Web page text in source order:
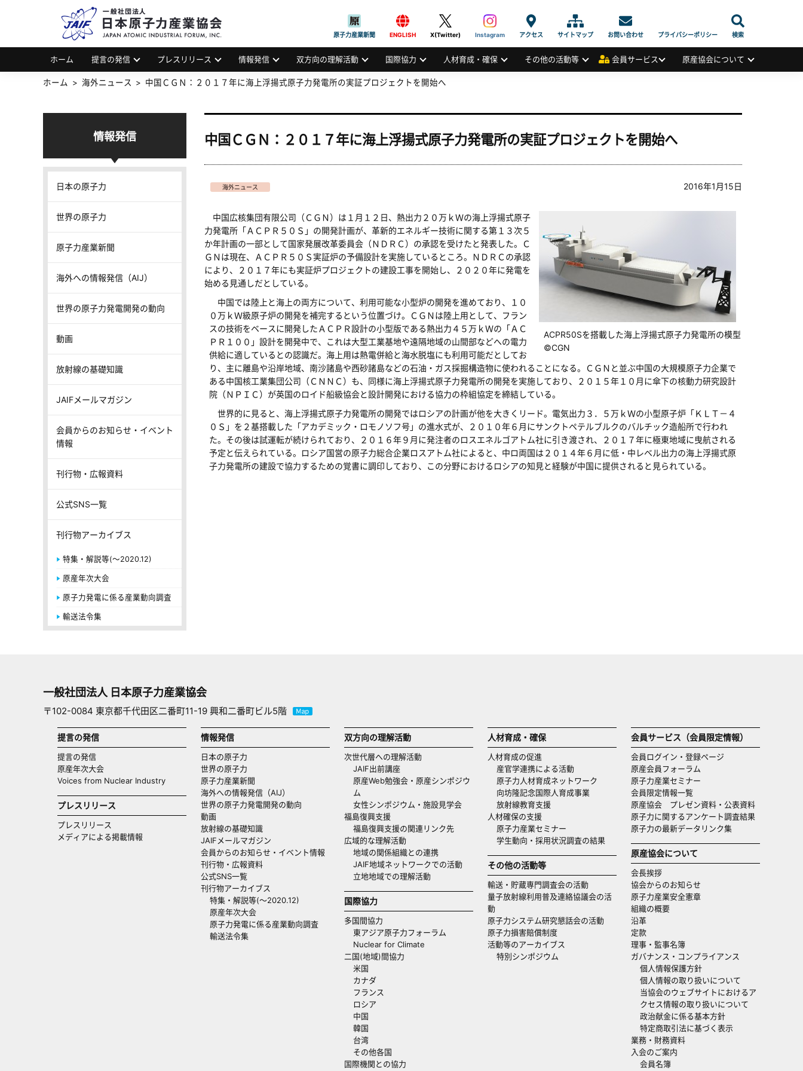
JAPAN ATOMIC INDUSTRIAL FORUM, INC.
原子力産業新聞 ENGLISH X(Twitter) Instagram アクセス サイトマップ お問い合わせ プライバシーポリシー 検索
ホーム 提言の発信 プレスリリース 情報発信 双方向の理解活動 国際協力 人材育成・確保 その他の活動等 会員サービス 原産協会について
ホーム 海外ニュース 中国ＣＧＮ：２０１７年に海上浮揚式原子力発電所の実証プロジェクトを開始へ
中国ＣＧＮ：２０１７年に海上浮揚式原子力発電所の実証プロジェクトを開始へ
海外ニュース 2016年1月15日
ACPR50Sを搭載した海上浮揚式原子力発電所の模型
©CGN
中国広核集団有限公司（ＣＧＮ）は１月１２日、熱出力２０万ｋＷの海上浮揚式原子
力発電所「ＡＣＰＲ５０Ｓ」の開発計画が、革新的エネルギー技術に関する第１３次５
か年計画の一部として国家発展改革委員会（ＮＤＲＣ）の承認を受けたと発表した。Ｃ
ＧＮは現在、ＡＣＰＲ５０Ｓ実証炉の予備設計を実施しているところ。ＮＤＲＣの承認
により、２０１７年にも実証炉プロジェクトの建設工事を開始し、２０２０年に発電を
始める見通しだとしている。
中国では陸上と海上の両方について、利用可能な小型炉の開発を進めており、１０
０万ｋＷ級原子炉の開発を補完するという位置づけ。ＣＧＮは陸上用として、フラン
スの技術をベースに開発したＡＣＰＲ設計の小型版である熱出力４５万ｋＷの「ＡＣ
ＰＲ１００」設計を開発中で、これは大型工業基地や遠隔地域の山間部などへの電力
供給に適しているとの認識だ。海上用は熱電併給と海水脱塩にも利用可能だとしてお
り、主に離島や沿岸地域、南沙諸島や西砂諸島などの石油・ガス採掘構造物に使われることになる。ＣＧＮと並ぶ中国の大規模原子力企業で
ある中国核工業集団公司（ＣＮＮＣ）も、同様に海上浮揚式原子力発電所の開発を実施しており、２０１５年１０月に傘下の核動力研究設計
院（ＮＰＩＣ）が英国のロイド船級協会と設計開発における協力の枠組協定を締結している。
世界的に見ると、海上浮揚式原子力発電所の開発ではロシアの計画が他を大きくリード。電気出力３．５万ｋＷの小型原子炉「ＫＬＴ－４
０Ｓ」を２基搭載した「アカデミック・ロモノソフ号」の進水式が、２０１０年６月にサンクトペテルブルクのバルチック造船所で行われ
た。その後は試運転が続けられており、２０１６年９月に発注者のロスエネルゴアトム社に引き渡され、２０１７年に極東地域に曳航される
予定と伝えられている。ロシア国営の原子力総合企業ロスアトム社によると、中ロ両国は２０１４年６月に低・中レベル出力の海上浮揚式原
子力発電所の建設で協力するための覚書に調印しており、この分野におけるロシアの知見と経験が中国に提供されると見られている。
情報発信
日本の原子力
世界の原子力
原子力産業新聞
海外への情報発信（AIJ）
世界の原子力発電開発の動向
動画
放射線の基礎知識
JAIFメールマガジン
会員からのお知らせ・イベント
情報
刊行物・広報資料
公式SNS一覧
刊行物アーカイブス
特集・解説等(～2020.12)
原産年次大会
原子力発電に係る産業動向調査
輸送法令集
一般社団法人 日本原子力産業協会
〒102-0084 東京都千代田区二番町11-19 興和二番町ビル5階
提言の発信
提言の発信
原産年次大会
Voices from Nuclear Industry
プレスリリース
プレスリリース
メディアによる掲載情報
情報発信
日本の原子力
世界の原子力
原子力産業新聞
海外への情報発信（AIJ）
世界の原子力発電開発の動向
動画
放射線の基礎知識
JAIFメールマガジン
会員からのお知らせ・イベント情報
刊行物・広報資料
公式SNS一覧
刊行物アーカイブス
特集・解説等(～2020.12)
原産年次大会
原子力発電に係る産業動向調査
輸送法令集
双方向の理解活動
次世代層への理解活動
JAIF出前講座
原産Web勉強会・原産シンポジウ
ム
女性シンポジウム・施設見学会
福島復興支援
福島復興支援の関連リンク先
広域的な理解活動
地域の関係組織との連携
JAIF地域ネットワークでの活動
立地地域での理解活動
国際協力
多国間協力
東アジア原子力フォーラム
Nuclear for Climate
二国(地域)間協力
米国
カナダ
フランス
ロシア
中国
韓国
台湾
その他各国
国際機関との協力
人材育成・確保
人材育成の促進
産官学連携による活動
原子力人材育成ネットワーク
向坊隆記念国際人育成事業
放射線教育支援
人材確保の支援
原子力産業セミナー
学生動向・採用状況調査の結果
その他の活動等
輸送・貯蔵専門調査会の活動
量子放射線利用普及連絡協議会の活
動
原子力システム研究懇話会の活動
原子力損害賠償制度
活動等のアーカイブス
特別シンポジウム
会員サービス（会員限定情報）
会員ログイン・登録ページ
原産会員フォーラム
原子力産業セミナー
会員限定情報一覧
原産協会 プレゼン資料・公表資料
原子力に関するアンケート調査結果
原子力の最新データリンク集
原産協会について
会長挨拶
協会からのお知らせ
原子力産業安全憲章
組織の概要
沿革
定款
理事・監事名簿
ガバナンス・コンプライアンス
個人情報保護方針
個人情報の取り扱いについて
当協会のウェブサイトにおけるア
クセス情報の取り扱いについて
政治献金に係る基本方針
特定商取引法に基づく表示
業務・財務資料
入会のご案内
会員名簿